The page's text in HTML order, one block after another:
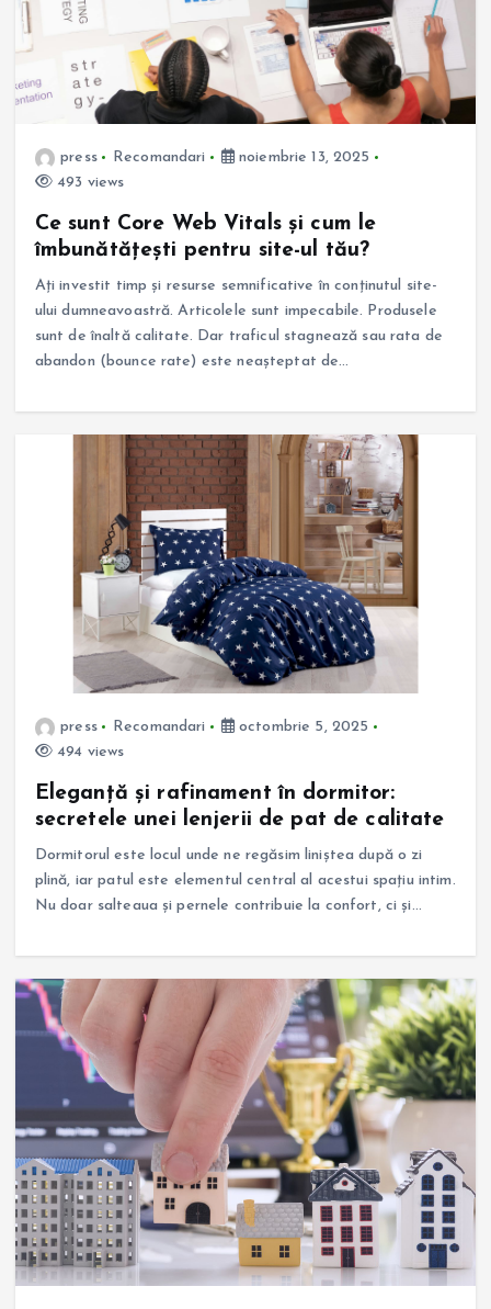
press Recomandari
noiembrie 13, 2025
493 views
Ce sunt Core Web Vitals și cum le
îmbunătățești pentru site-ul tău?
Ați investit timp și resurse semnificative în conținutul site-
ului dumneavoastră. Articolele sunt impecabile. Produsele
sunt de înaltă calitate. Dar traficul stagnează sau rata de
abandon (bounce rate) este neașteptat de…
press Recomandari
octombrie 5, 2025
494 views
Eleganță și rafinament în dormitor:
secretele unei lenjerii de pat de calitate
Dormitorul este locul unde ne regăsim liniștea după o zi
plină, iar patul este elementul central al acestui spațiu intim.
Nu doar salteaua și pernele contribuie la confort, ci și…